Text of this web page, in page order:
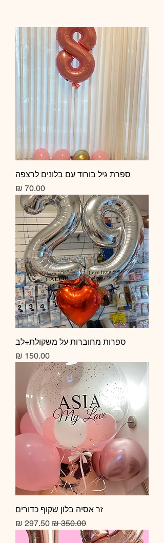
ספרת גיל בורוד עם בלונים לרצפה
מחיר
ספרות מחוברות על משקולת+לב
מחיר
זר אסיה בלון שקוף כדורים
מחיר רגיל מחיר מבצע